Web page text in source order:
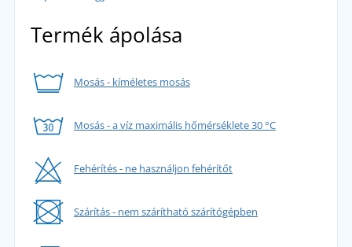
Termék ápolása
Mosás - kíméletes mosás
Mosás - a víz maximális hőmérséklete 30 °C
Fehérítés - ne használjon fehérítőt
Szárítás - nem szárítható szárítógépben